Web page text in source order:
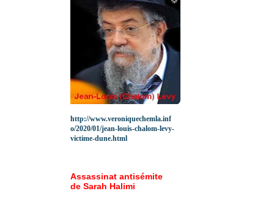
http://www.veroniquechemla.inf
o/2020/01/jean-louis-chalom-levy-
victime-dune.html
Assassinat antisémite
de Sarah Halimi